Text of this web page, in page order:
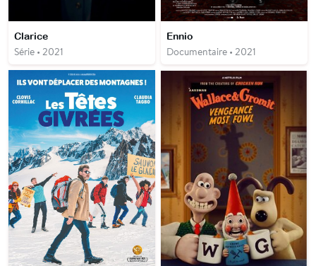
Clarice
Série • 2021
Ennio
Documentaire • 2021